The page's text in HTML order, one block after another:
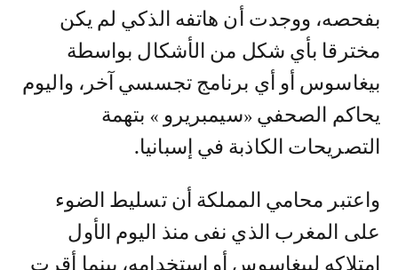
بفحصه، ووجدت أن هاتفه الذكي لم يكن
مخترقا بأي شكل من الأشكال بواسطة
بيغاسوس أو أي برنامج تجسسي آخر، واليوم
يحاكم الصحفي «سيمبريرو » بتهمة
التصريحات الكاذبة في إسبانيا.
واعتبر محامي المملكة أن تسليط الضوء
على المغرب الذي نفى منذ اليوم الأول
امتلاكه لبيغاسوس أو استخدامه، بينما أقرت